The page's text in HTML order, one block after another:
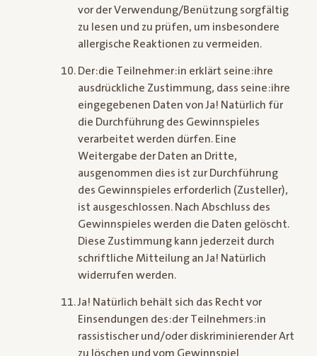
vor der Verwendung/Benützung sorgfältig
zu lesen und zu prüfen, um insbesondere
allergische Reaktionen zu vermeiden.
Der:die Teilnehmer:in erklärt seine:ihre
ausdrückliche Zustimmung, dass seine:ihre
eingegebenen Daten von Ja! Natürlich für
die Durchführung des Gewinnspieles
verarbeitet werden dürfen. Eine
Weitergabe der Daten an Dritte,
ausgenommen dies ist zur Durchführung
des Gewinnspieles erforderlich (Zusteller),
ist ausgeschlossen. Nach Abschluss des
Gewinnspieles werden die Daten gelöscht.
Diese Zustimmung kann jederzeit durch
schriftliche Mitteilung an Ja! Natürlich
widerrufen werden.
Ja! Natürlich behält sich das Recht vor
Einsendungen des:der Teilnehmers:in
rassistischer und/oder diskriminierender Art
zu löschen und vom Gewinnspiel